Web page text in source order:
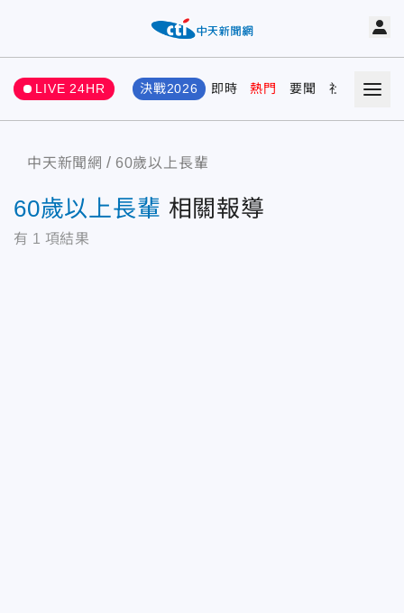
LIVE 24HR 決戰2026 即時 熱門 要聞 社會 娛樂
中天新聞網 60歲以上長輩
60歲以上長輩 相關報導
有 1 項結果